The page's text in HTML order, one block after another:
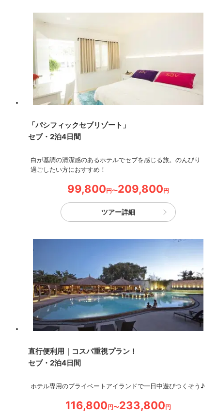
「パシフィックセブリゾート」
セブ・2泊4日間
白が基調の清潔感のあるホテルでセブを感じる旅。のんびり
過ごしたい方におすすめ！
99,800円〜209,800円
ツアー詳細
直行便利用｜コスパ重視プラン！
セブ・2泊4日間
ホテル専用のプライベートアイランドで一日中遊びつくそう♪
116,800円〜233,800円